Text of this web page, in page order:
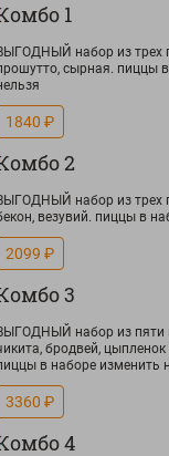
1
набор из трех
сырная. пиццы
1840 ₽
2
набор из трех
везувий. пиццы в
2099 ₽
3
набор из пяти
бродвей,
в наборе изменить
3360 ₽
4